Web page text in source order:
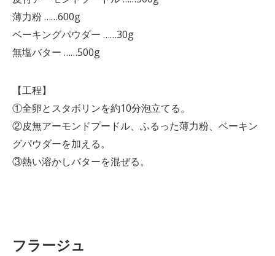
薄力粉 ……600g
ベーキングパウダー ……30g
無塩バター ……500g
【工程】
①全卵とスタボリンを約10分泡立てる。
②皮無アーモンドプードル、ふるった薄力粉、ベーキン
グパウダーを加える。
③熱い溶かしバターを混ぜる。
フラージュ